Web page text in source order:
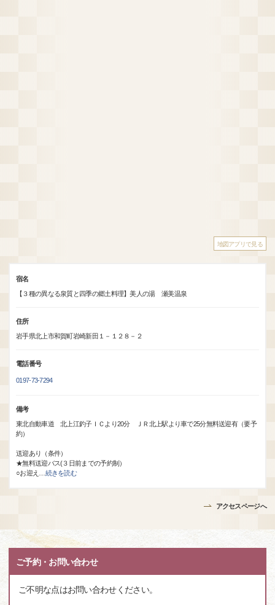
地図アプリで見る
宿名
【３種の異なる泉質と四季の郷土料理】美人の湯 瀬美温泉
住所
岩手県北上市和賀町岩崎新田１－１２８－２
電話番号
0197-73-7294
備考
東北自動車道 北上江釣子ＩＣより20分 ＪＲ北上駅より車で25分無料送迎有（要予
約）
送迎あり（条件）
★無料送迎バス(３日前までの予約制）
○お迎え
続きを読む
アクセスページへ
ご予約・お問い合わせ
ご不明な点はお問い合わせください。